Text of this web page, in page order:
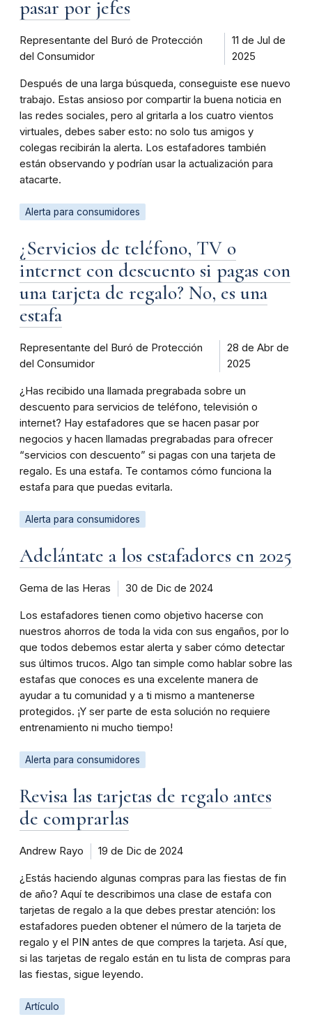
pasar por jefes
Representante del Buró de Protección
del Consumidor
11 de Jul de
2025
Después de una larga búsqueda, conseguiste ese nuevo
trabajo. Estas ansioso por compartir la buena noticia en
las redes sociales, pero al gritarla a los cuatro vientos
virtuales, debes saber esto: no solo tus amigos y
colegas recibirán la alerta. Los estafadores también
están observando y podrían usar la actualización para
atacarte.
Alerta para consumidores
¿Servicios de teléfono, TV o
internet con descuento si pagas con
una tarjeta de regalo? No, es una
estafa
Representante del Buró de Protección
del Consumidor
28 de Abr de
2025
¿Has recibido una llamada pregrabada sobre un
descuento para servicios de teléfono, televisión o
internet? Hay estafadores que se hacen pasar por
negocios y hacen llamadas pregrabadas para ofrecer
“servicios con descuento” si pagas con una tarjeta de
regalo. Es una estafa. Te contamos cómo funciona la
estafa para que puedas evitarla.
Alerta para consumidores
Adelántate a los estafadores en 2025
Gema de las Heras 30 de Dic de 2024
Los estafadores tienen como objetivo hacerse con
nuestros ahorros de toda la vida con sus engaños, por lo
que todos debemos estar alerta y saber cómo detectar
sus últimos trucos. Algo tan simple como hablar sobre las
estafas que conoces es una excelente manera de
ayudar a tu comunidad y a ti mismo a mantenerse
protegidos. ¡Y ser parte de esta solución no requiere
entrenamiento ni mucho tiempo!
Alerta para consumidores
Revisa las tarjetas de regalo antes
de comprarlas
Andrew Rayo 19 de Dic de 2024
¿Estás haciendo algunas compras para las fiestas de fin
de año? Aquí te describimos una clase de estafa con
tarjetas de regalo a la que debes prestar atención: los
estafadores pueden obtener el número de la tarjeta de
regalo y el PIN antes de que compres la tarjeta. Así que,
si las tarjetas de regalo están en tu lista de compras para
las fiestas, sigue leyendo.
Artículo